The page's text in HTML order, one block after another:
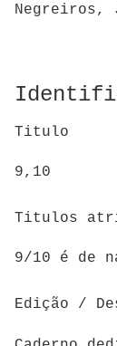
Negreiros,
Titulo
9,10
Titulos
Edição /